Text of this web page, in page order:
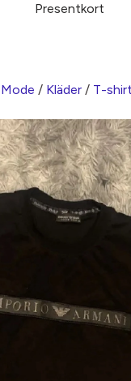
Presentkort
Mode / Kläder / T-